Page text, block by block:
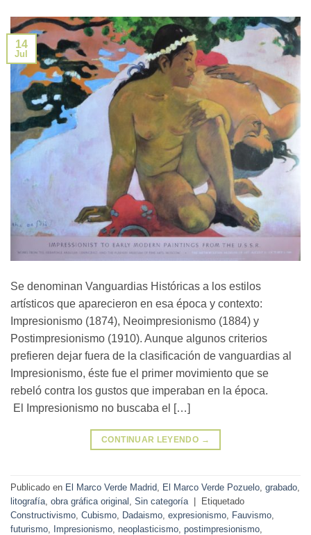
14
Jul
Se denominan Vanguardias Históricas a los estilos
artísticos que aparecieron en esa época y contexto:
Impresionismo (1874), Neoimpresionismo (1884) y
Postimpresionismo (1910). Aunque algunos criterios
prefieren dejar fuera de la clasificación de vanguardias al
Impresionismo, éste fue el primer movimiento que se
rebeló contra los gustos que imperaban en la época.
El Impresionismo no buscaba el […]
CONTINUAR LEYENDO →
Publicado en El Marco Verde Madrid El Marco Verde Pozuelo grabado
litografía obra gráfica original Sin categoría
Etiquetado
Constructivismo Cubismo Dadaismo expresionismo Fauvismo
futurismo
Impresionismo neoplasticismo postimpresionismo